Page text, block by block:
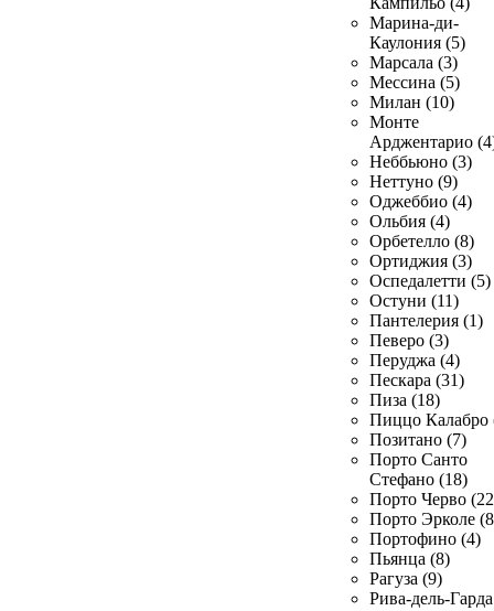
Марина-ди-
Каулония (5)
Марсала (3)
Мессина (5)
Милан (10)
Монте
Арджентарио
Неббьюно (3)
Неттуно (9)
Оджеббио (4)
Ольбия (4)
Орбетелло (8)
Ортиджия (3)
Оспедалетти (5)
Остуни (11)
Пантелерия (1)
Певеро (3)
Перуджа (4)
Пескара (31)
Пиза (18)
Пиццо Калабро
Позитано (7)
Порто Санто
Стефано (18)
Порто Черво
Порто Эрколе
Портофино (4)
Пьянца (8)
Рагуза (9)
Рива-дель-